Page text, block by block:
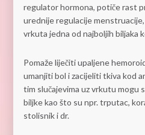
regulator hormona, potiče rast
urednije regulacije
vrkuta jedna od najboljih biljaka
Pomaže liječiti upaljene
umanjiti bol i zacijeliti tkiva kod
tim slučajevima uz vrkutu mogu
biljke kao što su npr. trputac,
stolisnik i dr.